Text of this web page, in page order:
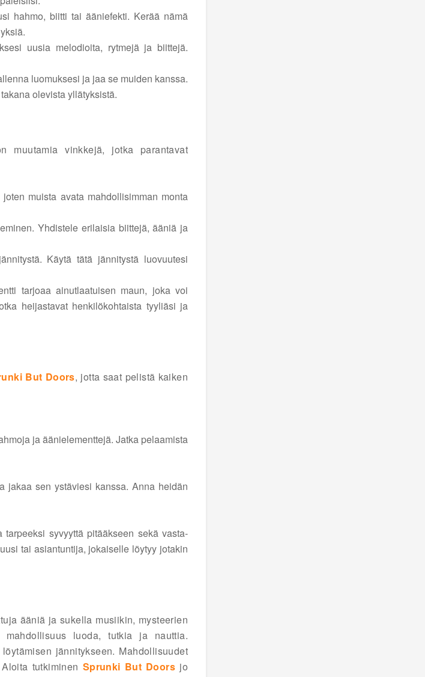
hahmo, biitti tai ääniefekti. Kerää nämä
uusia melodioita, rytmejä ja biittejä.
luomuksesi ja jaa se muiden kanssa.
olevista yllätyksistä.
muutamia vinkkejä, jotka parantavat
muista avata mahdollisimman monta
Yhdistele erilaisia biittejä, ääniä ja
Käytä tätä jännitystä luovuutesi
tarjoaa ainutlaatuisen maun, joka voi
heijastavat henkilökohtaista tyyliäsi ja
But Doors, jotta saat pelistä kaiken
ja äänielementtejä. Jatka pelaamista
jakaa sen ystäviesi kanssa. Anna heidän
syvyyttä pitääkseen sekä vasta-
tai asiantuntija, jokaiselle löytyy jotakin
ääniä ja sukella musiikin, mysteerien
luoda, tutkia ja nauttia.
jännitykseen. Mahdollisuudet
tutkiminen Sprunki But Doors jo